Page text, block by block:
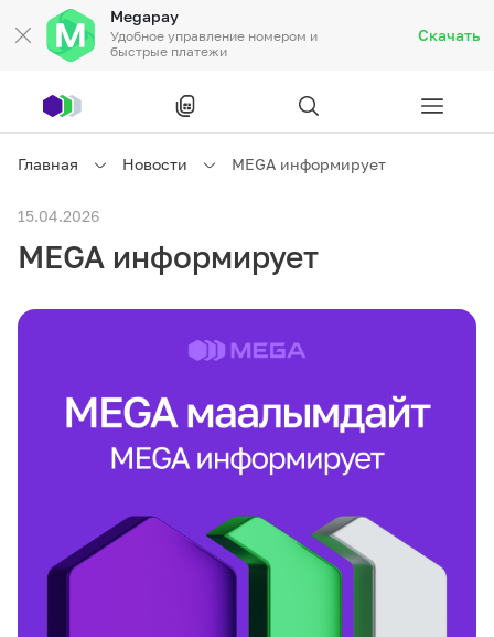
Megapay
Удобное управление номером и
быстрые платежи
Скачать
Частным клиентам
Частным клиентам
Тарифы Роуминг
Услуги
Главная Новости MEGA информирует
15.04.2026
MEGA информирует